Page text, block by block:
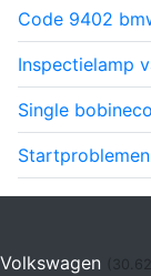
Code 9402
Inspectielamp
Single bobine
Volkswagen